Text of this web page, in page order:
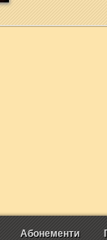
Абонементи